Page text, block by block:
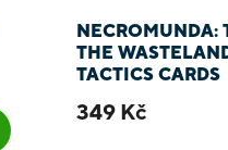
NECROMUNDA:
THE
TACTICS CARDS
349 Kč